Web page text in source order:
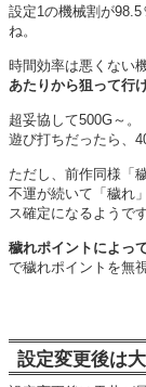
設定1の機械割が
ね。
時間効率は悪くない
あたりから狙って行
超妥協して500G～。
遊び打ちだったら、
ただし、前作同様「
不運が続いて「穢れ
ス確定になるようです
穢れポイントによっ
で穢れポイントを無
設定変更後は